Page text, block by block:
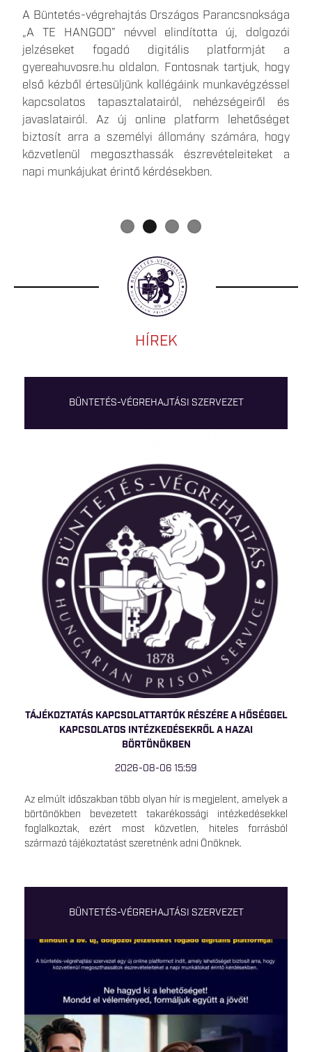
Az elmúlt időszakban több olyan hír is megjelent,
amelyek a börtönökben bevezetett takarékossági
intézkedésekkel foglalkoztak, ezért most közvetlen,
hiteles forrásból származó tájékoztatást
szeretnénk adni Önöknek.
A Büntetés-végrehajtás Országos Parancsnoksága
„A TE HANGOD” névvel elindította új, dolgozói
jelzéseket fogadó digitális platformját a
gyereahuvosre.hu oldalon. Fontosnak tartjuk, hogy
első kézből értesüljünk kollégáink munkavégzéssel
kapcsolatos tapasztalatairól, nehézségeiről és
javaslatairól. Az új online platform lehetőséget
biztosít arra a személyi állomány számára, hogy
közvetlenül megoszthassák észrevételeiteket a
napi munkájukat érintő kérdésekben.
A büntetések, az intézkedések, egyes
kényszerintézkedések és a szabálysértési elzárás
végrehajtásáról szóló 2013. évi CCXL. törvényben
foglalt telekommunikációs eszköz útján történő
kapcsolattartás gyakorlati végrehajtása a Skype
alkalmazás megszűnése okán 2025. május 5.
napjától megváltozik.
Egy 1500 fő befogadására képes, kiemelt
biztonságú, új börtön épül Csengeren, amely közel
700 ember számára teremt munkalehetőséget a
térségben. Csengeren a januártól várható
körletfelügyelői illetmény eléri a havi nettó 400
ezer forintot, a jelentkezés minimális feltétele a
szakmunkás végzettség. Részletes információk a
büntetés végrehajtási szervezet karrieroldalán, a
gyereahuvosre.hu-n és
awww.facebook.com/bvcsengerközösségi média
HÍREK
BÜNTETÉS-VÉGREHAJTÁSI SZERVEZET
TÁJÉKOZTATÁS KAPCSOLATTARTÓK RÉSZÉRE A HŐSÉGGEL
KAPCSOLATOS INTÉZKEDÉSEKRŐL A HAZAI
BÖRTÖNÖKBEN
2026-08-06 15:59
Az elmúlt időszakban több olyan hír is megjelent, amelyek a
börtönökben bevezetett takarékossági intézkedésekkel
foglalkoztak, ezért most közvetlen, hiteles forrásból
származó tájékoztatást szeretnénk adni Önöknek.
BÜNTETÉS-VÉGREHAJTÁSI SZERVEZET